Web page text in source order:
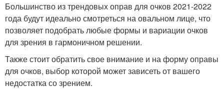
Большинство из трендовых оправ для очков 2021-2022
года будут идеально смотреться на овальном лице, что
позволяет подобрать любые формы и вариации очков
для зрения в гармоничном решении.
Также стоит обратить свое внимание и на форму оправы
для очков, выбор которой может зависеть от вашего
недостатка со зрением.